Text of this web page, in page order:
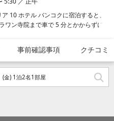
10 ホテル バンコクに宿泊すると、
ワン寺院まで車で 5 分とかからずに
ルは、バムルンラード病院まで 1.8
ります。
事前確認事項 クチコミ
) 1泊2名1部屋